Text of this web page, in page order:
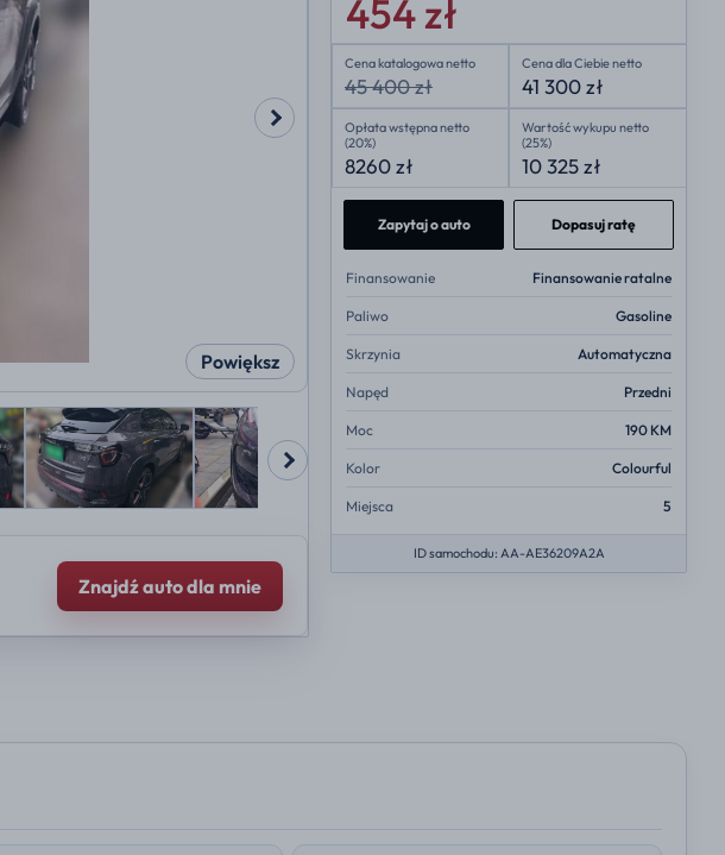
Powiększ
Znajdź auto dla mnie
454 zł
Cena katalogowa netto
45 400 zł
Cena dla Ciebie netto
41 300 zł
Opłata wstępna netto
(20%)
8260 zł
Wartość wykupu netto
(25%)
10 325 zł
Zapytaj o auto Dopasuj ratę
Finansowanie Finansowanie ratalne
Paliwo Gasoline
Skrzynia Automatyczna
Napęd Przedni
Moc 190 KM
Kolor Colourful
Miejsca 5
ID samochodu: AA-AE36209A2A